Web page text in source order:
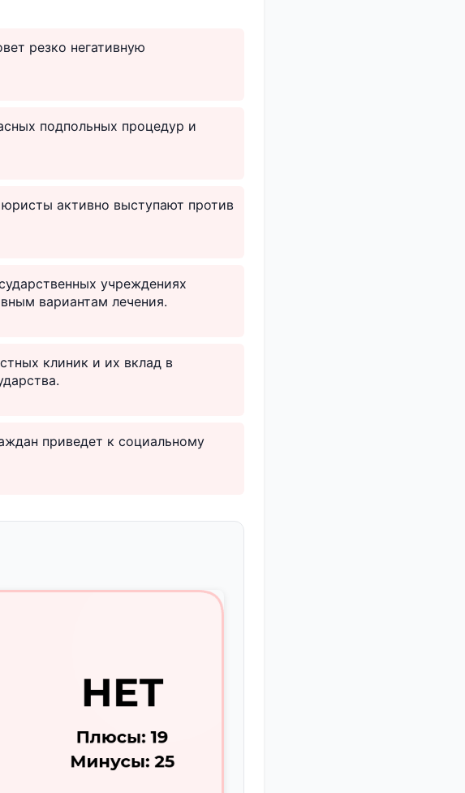
резко негативную
подпольных процедур и
активно выступают против
учреждениях
вариантам лечения.
клиник и их вклад в
приведет к социальному